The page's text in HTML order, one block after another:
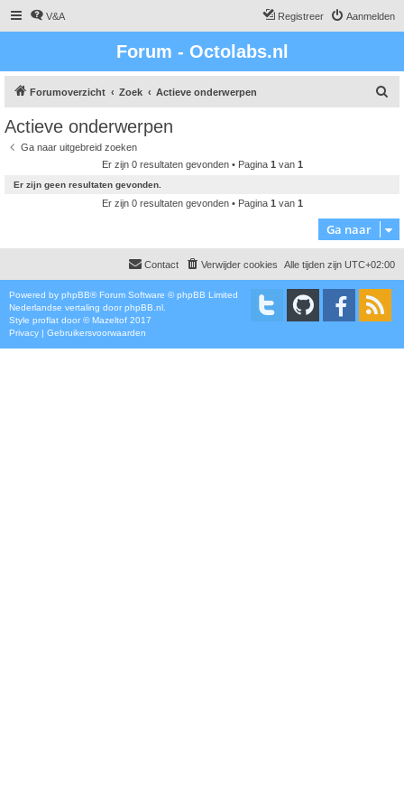
V&A Aanmelden
Registreer
Forum - Octolabs.nl
Forumoverzicht Zoek Actieve onderwerpen
Actieve onderwerpen
Ga naar uitgebreid zoeken
Er zijn 0 resultaten gevonden • Pagina 1 van 1
Er zijn geen resultaten gevonden.
Er zijn 0 resultaten gevonden • Pagina 1 van 1
Ga naar
Alle tijden zijn UTC+02:00
Verwijder cookies
Contact
Powered by phpBB® Forum Software © phpBB Limited
Nederlandse vertaling door phpBB.nl
Style proflat door ©Mazeltof 2017
Privacy | Gebruikersvoorwaarden